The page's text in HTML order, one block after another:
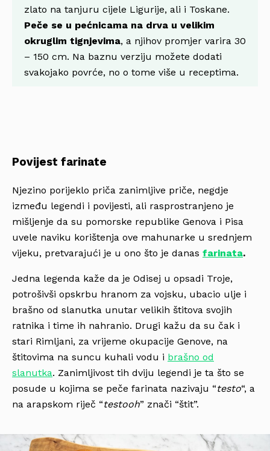
zlato na tanjuru cijele Ligurije, ali i Toskane.
Peče se u pećnicama na drva u velikim
okruglim tignjevima, a njihov promjer varira 30
– 150 cm. Na baznu verziju možete dodati
svakojako povrće, no o tome više u receptima.
Povijest farinate
Njezino porijeklo priča zanimljive priče, negdje
između legendi i povijesti, ali rasprostranjeno je
mišljenje da su pomorske republike Genova i Pisa
uvele naviku korištenja ove mahunarke u srednjem
vijeku, pretvarajući je u ono što je danas farinata.
Jedna legenda kaže da je Odisej u opsadi Troje,
potrošivši opskrbu hranom za vojsku, ubacio ulje i
brašno od slanutka unutar velikih štitova svojih
ratnika i time ih nahranio. Drugi kažu da su čak i
stari Rimljani, za vrijeme okupacije Genove, na
štitovima na suncu kuhali vodu i brašno od
slanutka. Zanimljivost tih dviju legendi je ta što se
posude u kojima se peče farinata nazivaju “testo“, a
na arapskom riječ “testooh” znači “štit”.